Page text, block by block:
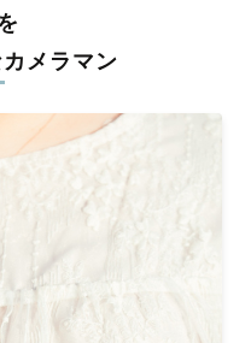
、撮影技術やホスピタリテ
国47都道府県に在籍してい
思い出に残る素敵な撮影体
仕上げます
明るさや色合いを丁寧に調
ゃれで洗練された仕上がり
かった！」と思える一枚に
撮影事例 をご覧ください。
メラマン